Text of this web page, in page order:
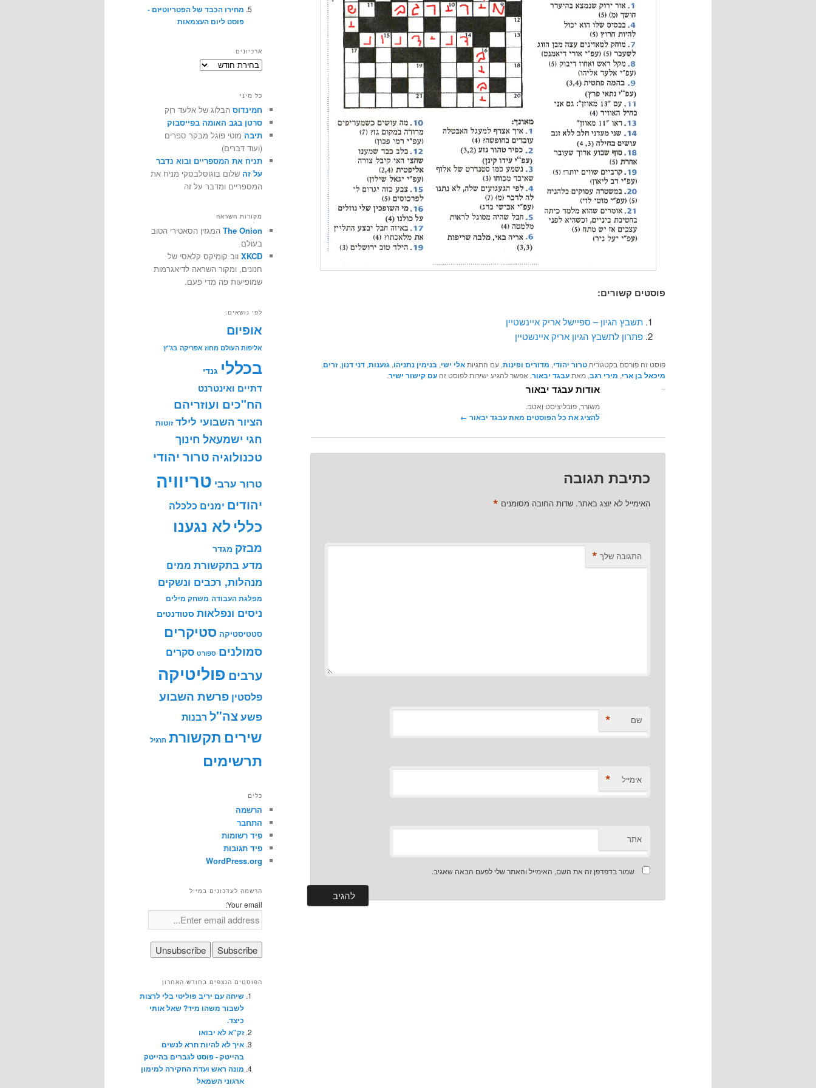
פוסטים קשורים:
תשבץ הגיון – ספיישל אריק איינשטיין
פתרון לתשבץ הגיון אריק איינשטיין
פוסט זה פורסם בקטגוריה טרור יהודי, מדורים ופינות, עם התגיותאלי ישי, בנימין נתניהו, גזענות, דני דנון,זרים,
מיכאל בן ארי, מירי רגב, מאתעבגד יבאור. אפשר להגיע ישירות לפוסט זה עם קישור ישיר.
אודות עבגד יבאור
משורר, פובליציסט ואטב.
להציג את כל הפוסטים מאת עבגד יבאור‏ ←
כתיבת תגובה
האימייל לא יוצג באתר. שדות החובה מסומנים *
התגובה שלך *
שם *
אימייל *
אתר
שמור בדפדפן זה את השם, האימייל והאתר שלי לפעם הבאה שאגיב.
מחירו הכבד של הפטריוטיזם -
פוסט ליום העצמאות
ארכיונים
ארכיונים
כל מיני
חמינדוס הבלוג של אלעד רוֶק
סרטן בגב האומה בפייסבוק
תיבה מוטי פוגל מבקר ספרים
(ועוד דברים)
תניח את המספריים ובוא נדבר
על זה שלום בוגוסלבסקי מניח את
המספריים ומדבר על זה
מקורות השראה
The Onion המגזין הסאטירי הטוב
בעולם
XKCD ווב קומיקס קלאסי של
חנונים, ומקור השראה לדיאגרמות
שמופיעות פה מדי פעם.
לפי נושאים:
אופיום
אליפות העולם מחוז אפריקה בג"ץ
בכללי גנדי
דתיים ואינטרנט
הח"כים ועוזריהם
הציור השבועי לילד זוטות
חגי ישמעאל חינוך
טכנולוגיה טרור יהודי
טרור ערבי טריוויה
יהודים ימנים כלכלה
כללי לא נגענו
מבזק מגדר
מדע בתקשורת ממים
מנהלות, רכבים ונשקים
מפלגת העבודה משחק מילים
ניסים ונפלאות סטודנטים
סטטיסטיקה סטיקרים
סמולנים ספורט סקרים
ערבים פוליטיקה
פלסטין פרשת השבוע
פשעצה"ל רבנות
שירים תקשורת תרגיל
תרשימים
כלים
הרשמה
התחבר
פיד רשומות
פיד תגובות
WordPress.org
הרשמה לעדכונים במייל
Your email:
הפוסטים הנצפים בחודש האחרון
שיחה עם יריב פוליטי בלי לרצות
לשבור משהו מיד? שאל אותי
כיצד.
זק"א לא יבואו
איך לא להיות חרא לנשים
בהייטק - פוסט לגברים בהייטק
מונה ראש ועדת החקירה למימון
ארגוני השמאל